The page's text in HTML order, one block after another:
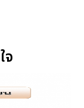
จ